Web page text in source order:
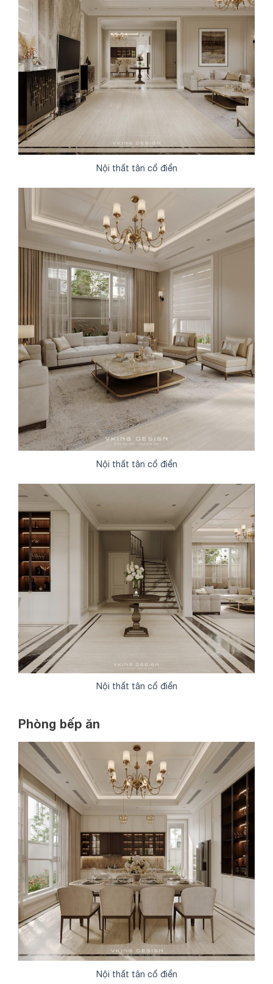
Nội thất tân cổ điển
Nội thất tân cổ điển
Nội thất tân cổ điển
Phòng bếp ăn
Nội thất tân cổ điển